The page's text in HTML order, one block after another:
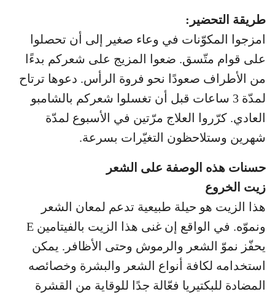
طريقة التحضير:
امزجوا المكوّنات في وعاء صغير إلى أن تحصلوا
على قوام متّسق. ضعوا المزيج على شعركم بدءًا
من الأطراف صعودًا نحو فروة الرأس. دعوها ترتاح
لمدّة 3 ساعات قبل أن تغسلوا شعركم بالشامبو
العادي. كرّروا العلاج مرّتين في الأسبوع لمدّة
شهرين وستلاحظون التغيّرات بسرعة.
حسنات هذه الوصفة على الشعر
زيت الخروع
هذا الزيت هو حيلة طبيعية تدعم لمعان الشعر
ونموّه. في الواقع إن غنى هذا الزيت بالفيتامين E
يحفّز نموّ الشعر والرموش وحتى الأظافر. يمكن
استخدامه لكافة أنواع الشعر والبشرة وخصائصه
المضادة للبكتيريا فعّالة جدًا للوقاية من القشرة